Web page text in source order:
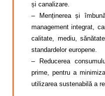
și canalizare.
– Menținerea și
management integrat,
calitate, mediu,
standardelor europene.
– Reducerea
prime, pentru a
utilizarea sustenabilă a